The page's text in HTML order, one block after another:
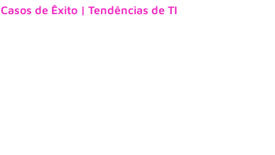
Casos de Êxito | Tendências de TI